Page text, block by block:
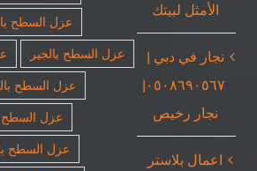
الأمثل لبيتك
نجار في دبي |
٠٥٠٨٦٩٠٥٦٧|
نجار رخيص
اعمال بلاستر
عزل السطح
عزل السطح بالجير
عزل السطح
عزل السطح
عزل السطح